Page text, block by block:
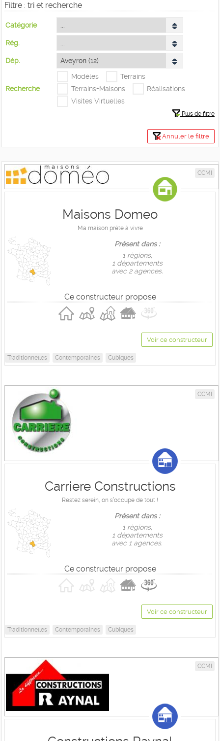
Filtre : tri et recherche
Catégorie
Rég.
Dép.
Recherche
Modéles
Terrains
Terrains+Maisons
Réalisations
Visites Virtuelles
Plus de filtre
Annuler le filtre
CCMI
Maisons Domeo
Ma maison prête à vivre
Présent dans :
1 règions,
1 départements
avec 2 agences.
Ce constructeur propose
Voir ce constructeur
Traditionnelles Contemporaines Cubiques
CCMI
Carriere Constructions
Restez serein, on s’occupe de tout !
Présent dans :
1 règions,
1 départements
avec 1 agences.
Ce constructeur propose
Voir ce constructeur
Traditionnelles Contemporaines Cubiques
CCMI